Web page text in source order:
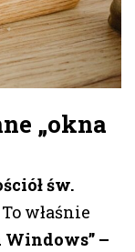
„okna
św.
To właśnie
Windows” –